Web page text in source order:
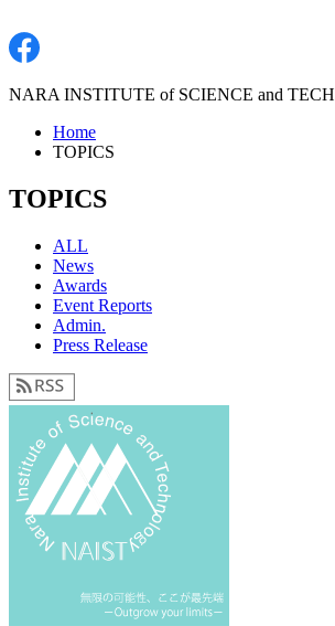
NARA INSTITUTE of SCIENCE and
Home
TOPICS
TOPICS
ALL
News
Awards
Event Reports
Admin.
Press Release